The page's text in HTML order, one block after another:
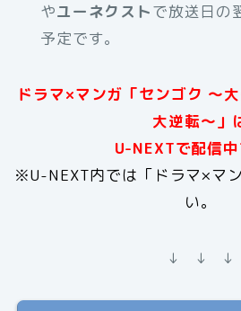
やユーネクストで放送日の
予定です。
ドラマ×マンガ「センゴク 〜
大逆転〜」
U-NEXTで配信中
※U-NEXT内では「ドラマ×マ
い。
↓ ↓ ↓